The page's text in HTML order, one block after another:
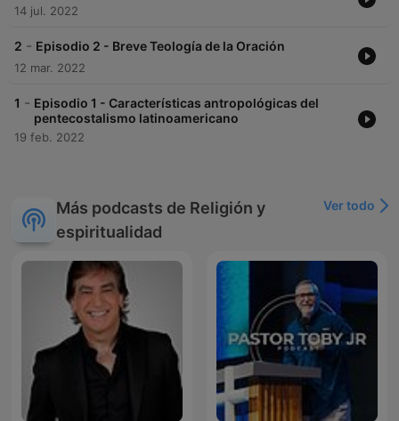
14 jul. 2022
2 - Episodio 2 - Breve Teología de la Oración
12 mar. 2022
1 - Episodio 1 - Características antropológicas del
pentecostalismo latinoamericano
19 feb. 2022
Más podcasts de Religión y
espiritualidad
Ver todo